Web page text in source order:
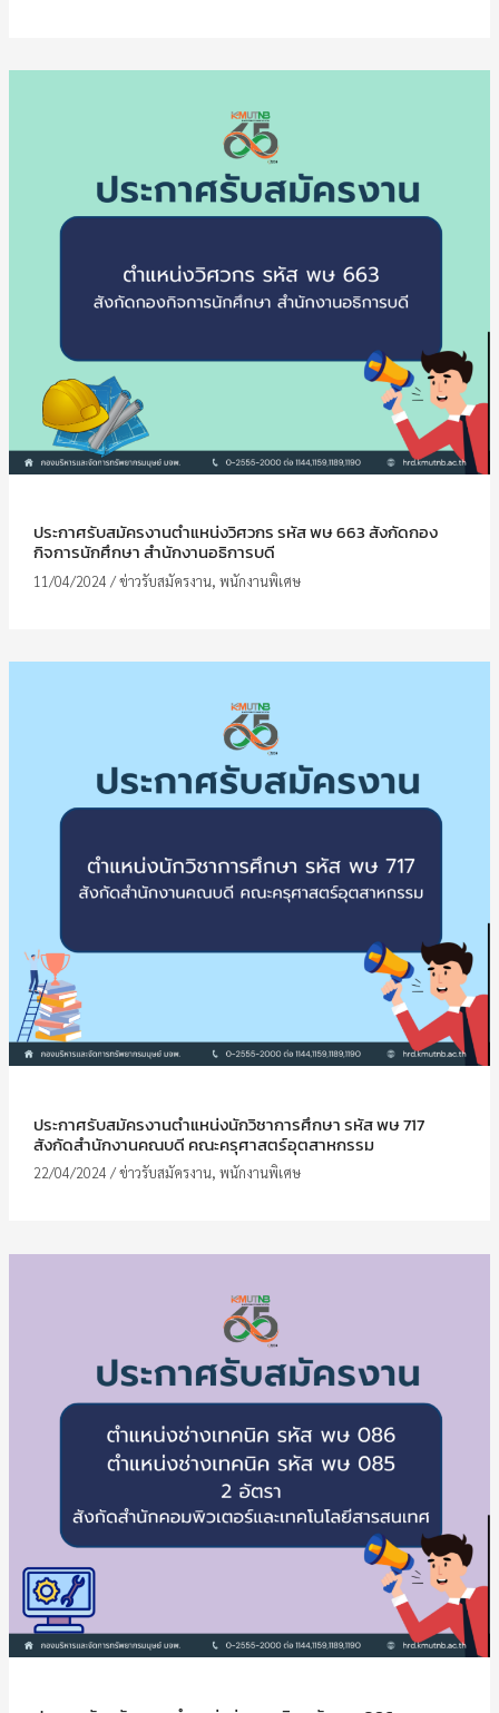
ประกาศรับสมัครงานตำแหน่งวิศวกร รหัส พษ 663 สังกัดกอง
กิจการนักศึกษา สำนักงานอธิการบดี
11/04/2024 /ข่าวรับสมัครงาน, พนักงานพิเศษ
ประกาศรับสมัครงานตำแหน่งนักวิชาการศึกษา รหัส พษ 717
สังกัดสำนักงานคณบดี คณะครุศาสตร์อุตสาหกรรม
22/04/2024 /ข่าวรับสมัครงาน, พนักงานพิเศษ